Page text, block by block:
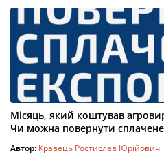
Місяць, який коштував
Чи можна повернути
Автор: Кравець Ростислав Юрійович